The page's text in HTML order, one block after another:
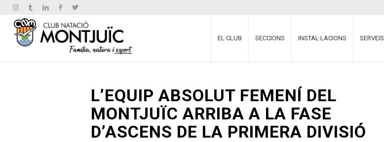
EL CLUB SECCIONS INSTAL·LACIONS SERVEIS
L’EQUIP ABSOLUT FEMENÍ DEL
MONTJUÏC ARRIBA A LA FASE
D’ASCENS DE LA PRIMERA DIVISIÓ